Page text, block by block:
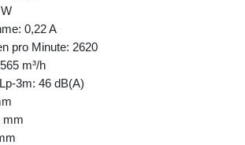
0,22 A
pro Minute: 2620
m³/h
3m: 46 dB(A)
mm